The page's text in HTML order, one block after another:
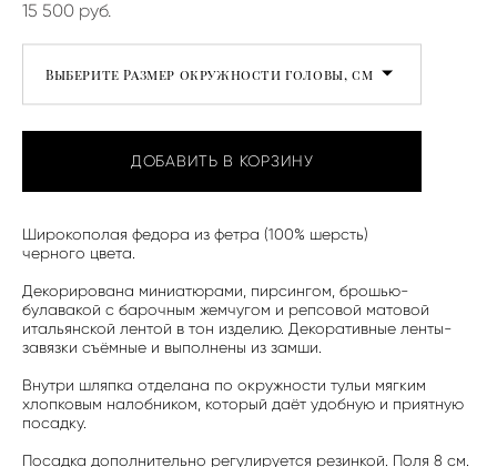
15 500 pуб.
Выберите Размер окружности головы, см
ДОБАВИТЬ В КОРЗИНУ
Широкополая федора из фетра (100% шерсть)
черного цвета.
Декорирована миниатюрами, пирсингом, брошью-
булавакой с барочным жемчугом и репсовой матовой
итальянской лентой в тон изделию. Декоративные ленты-
завязки съёмные и выполнены из замши.
Внутри шляпка отделана по окружности тульи мягким
хлопковым налобником, который даёт удобную и приятную
посадку.
Посадка дополнительно регулируется резинкой. Поля 8 см.